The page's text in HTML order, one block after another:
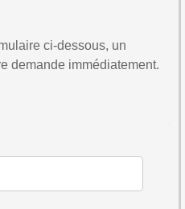
ci-dessous, un
demande immédiatement.